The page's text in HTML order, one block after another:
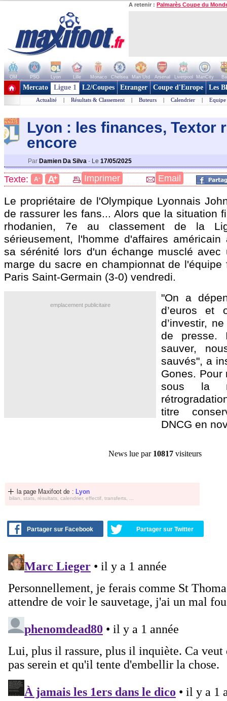
A retenir : Palmarès Coupe du
OM PSG Lyon Lille Monaco Chelsea Man Utd Arsenal Liverpool ManCity
+ de clubs
Mercato Ligue 1 L2/Coupes Etranger Coupe d'Europe Les
Actualité | Résultats & Classement | Buteurs | Calendrier | Equipe
Lyon : les finances, Textor
encore
Par Damien Da Silva - Le 17/05/2025
Texte: A- A+ Imprimer Email
Le propriétaire de l'Olympique Lyonnais
de rassurer les fans... Alors que la situation
rhodanien, 7e au classement de la
sérieusement, l'homme d'affaires
sa sérénité lors d'un échange musclé avec
marge du sacre en championnat de l'équipe
Paris Saint-Germain (3-0) vendredi.
emplacement publicitaire
"On a
d’euros et
d’investir,
de
sauver,
sauvés", a
Gones. Pour
sous la
titre
DNCG en
News lue par 10817 visiteurs
la page Maxifoot de : Lyon
bilan, stats, résultats, calendrier, effectif, transferts, ...
Partager sur Facebook Partager sur Twitter